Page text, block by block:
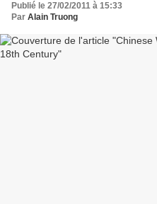
Publié le 27/02/2011 à 15:33
Par Alain Truong